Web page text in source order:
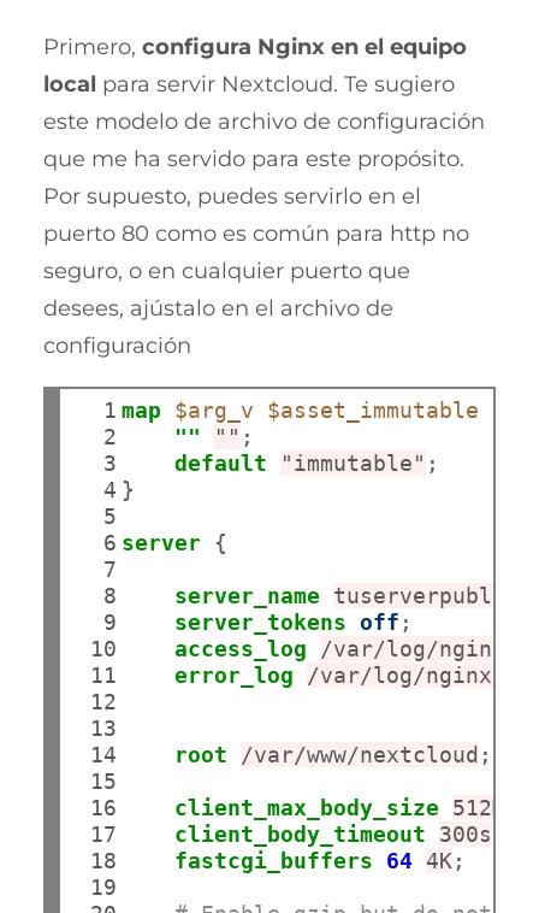
Primero, configura Nginx en el equipo
local para servir Nextcloud. Te sugiero
este modelo de archivo de configuración
que me ha servido para este propósito.
Por supuesto, puedes servirlo en el
puerto 80 como es común para http no
seguro, o en cualquier puerto que
desees, ajústalo en el archivo de
configuración
  1
  2
  3
  4
  5
  6
  7
  8
  9
10
11
12
13
14
15
16
17
18
19
map $arg_v $asset_immutable
""
"" ;
default
"immutable" ;
}
server {
server_name
server_tokens off ;
access_log
/var/log/nginx/
error_log
/var/log/nginx/
root /var/www/nextcloud ;
client_max_body_size 512M
client_body_timeout
300s
fastcgi_buffers
64 4K;